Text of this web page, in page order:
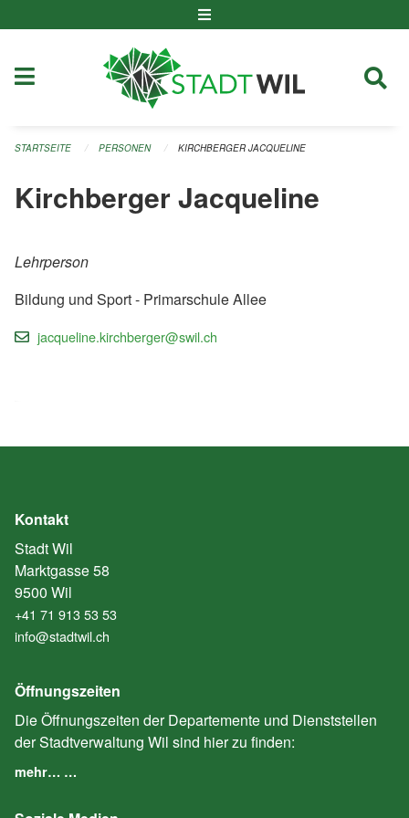
STARTSEITE PERSONEN KIRCHBERGER JACQUELINE
Kirchberger Jacqueline
Lehrperson
Bildung und Sport - Primarschule Allee
jacqueline.kirchberger@swil.ch
Kontakt
Stadt Wil
Marktgasse 58
9500 Wil
+41 71 913 53 53
info@stadtwil.ch
Öffnungszeiten
Die Öffnungszeiten der Departemente und Dienststellen
der Stadtverwaltung Wil sind hier zu finden:
mehr… …